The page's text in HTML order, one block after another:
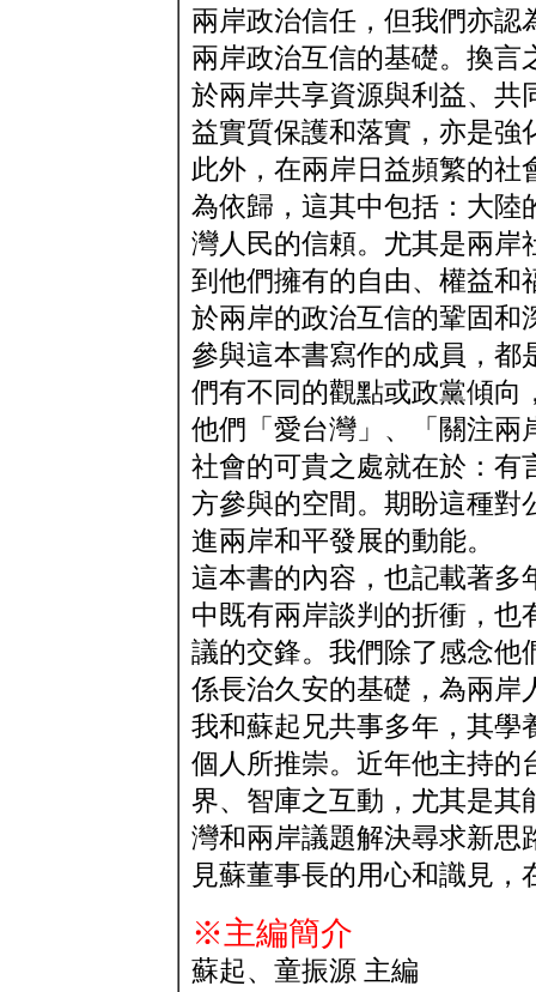
兩岸政治信任，但我們亦認
兩岸政治互信的基礎。換言
於兩岸共享資源與利益、共
益實質保護和落實，亦是強
此外，在兩岸日益頻繁的
為依歸，這其中包括：大陸
灣人民的信頼。尤其是兩岸
到他們擁有的自由、權益和
於兩岸的政治互信的鞏固和
參與這本書寫作的成員，都
們有不同的觀點或政黨傾向
他們「愛台灣」、「關注兩
社會的可貴之處就在於：有
方參與的空間。期盼這種對
進兩岸和平發展的動能。
這本書的內容，也記載著多
中既有兩岸談判的折衝，也
議的交鋒。我們除了感念他
係長治久安的基礎，為兩岸
我和蘇起兄共事多年，其學
個人所推崇。近年他主持的
界、智庫之互動，尤其是其
灣和兩岸議題解決尋求新思
見蘇董事長的用心和識見
※主編簡介
蘇起、童振源 主編